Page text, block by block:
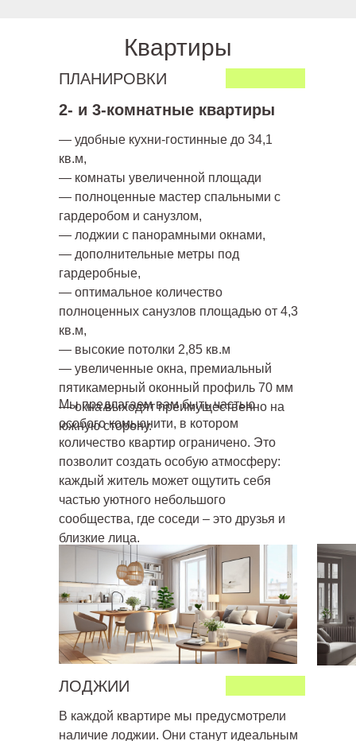
Квартиры
ПЛАНИРОВКИ
— удобные кухни-гостинные до 34,1
кв.м,
— комнаты увеличенной площади
— полноценные мастер спальными с
гардеробом и санузлом,
— лоджии с панорамными окнами,
— дополнительные метры под
гардеробные,
— оптимальное количество
полноценных санузлов площадью от 4,3
кв.м,
— высокие потолки 2,85 кв.м
— увеличенные окна, премиальный
пятикамерный оконный профиль 70 мм
— окна выходят преимущественно на
южную сторону.
2- и 3-комнатные квартиры
Мы предлагаем вам быть частью
особого комьюнити, в котором
количество квартир ограничено. Это
позволит создать особую атмосферу:
каждый житель может ощутить себя
частью уютного небольшого
сообщества, где соседи – это друзья и
близкие лица.
ЛОДЖИИ
В каждой квартире мы предусмотрели
наличие лоджии. Они станут идеальным